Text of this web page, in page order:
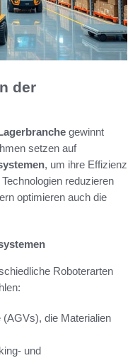
der
gewinnt
setzen auf
, um ihre Effizienz
reduzieren
optimieren auch die
Roboterarten
die Materialien
und